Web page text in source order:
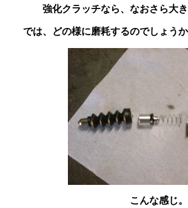
強化クラッチなら、なおさら大
では、どの様に磨耗するのでしょう
こんな感じ。